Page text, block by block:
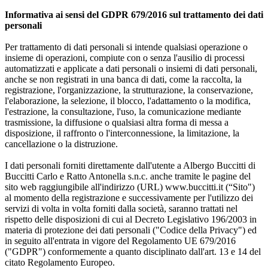
Informativa ai sensi del GDPR 679/2016 sul trattamento dei dati
personali
Per trattamento di dati personali si intende qualsiasi operazione o
insieme di operazioni, compiute con o senza l'ausilio di processi
automatizzati e applicate a dati personali o insiemi di dati personali,
anche se non registrati in una banca di dati, come la raccolta, la
registrazione, l'organizzazione, la strutturazione, la conservazione,
l'elaborazione, la selezione, il blocco, l'adattamento o la modifica,
l'estrazione, la consultazione, l'uso, la comunicazione mediante
trasmissione, la diffusione o qualsiasi altra forma di messa a
disposizione, il raffronto o l'interconnessione, la limitazione, la
cancellazione o la distruzione.
I dati personali forniti direttamente dall'utente a Albergo Buccitti di
Buccitti Carlo e Ratto Antonella s.n.c. anche tramite le pagine del
sito web raggiungibile all'indirizzo (URL) www.buccitti.it (“Sito")
al momento della registrazione e successivamente per l'utilizzo dei
servizi di volta in volta forniti dalla società, saranno trattati nel
rispetto delle disposizioni di cui al Decreto Legislativo 196/2003 in
materia di protezione dei dati personali ("Codice della Privacy") ed
in seguito all'entrata in vigore del Regolamento UE 679/2016
("GDPR") conformemente a quanto disciplinato dall'art. 13 e 14 del
citato Regolamento Europeo.